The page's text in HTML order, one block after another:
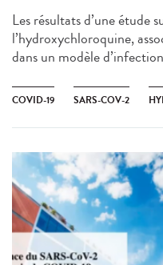
Les résultats d’une étude
l’hydroxychloroquine,
dans un modèle
COVID-19 SARS-COV-2